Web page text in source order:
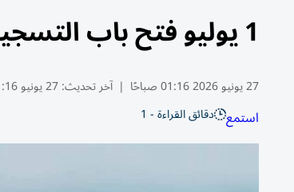
1 يوليو فتح باب التسجيل في جامعة كلباء
27 يونيو 2026 01:16 صباحًا | آخر تحديث:27 يونيو 01:16 2026
استمع دقائق القراءة - 1